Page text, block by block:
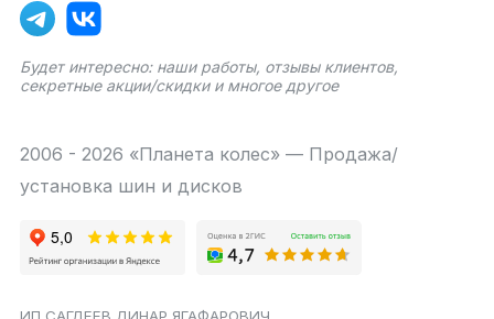
Будет интересно: наши работы, отзывы клиентов,
секретные акции/скидки и многое другое
2006 - 2026 «Планета колес» — Продажа/
установка шин и дисков